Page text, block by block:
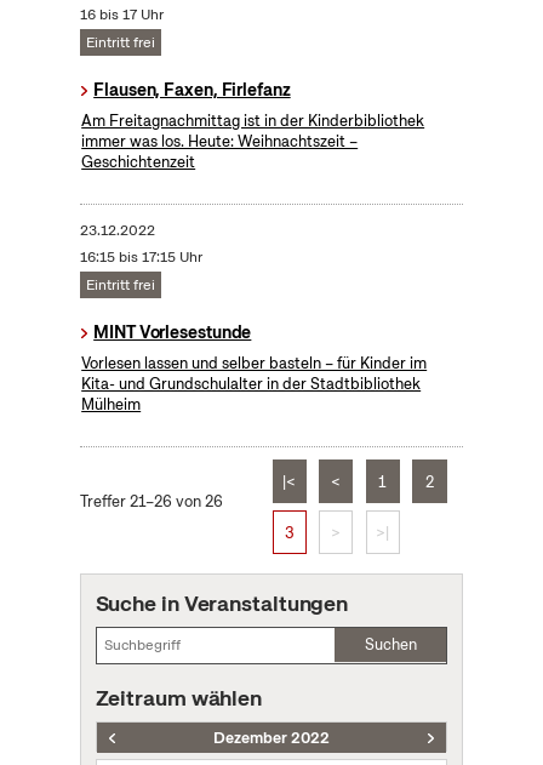
16 bis 17 Uhr
Eintritt frei
Flausen, Faxen, Firlefanz
Am Freitagnachmittag ist in der Kinderbibliothek
immer was los. Heute: Weihnachtszeit –
Geschichtenzeit
23.12.2022
16:15 bis 17:15 Uhr
Eintritt frei
MINT Vorlesestunde
Vorlesen lassen und selber basteln – für Kinder im
Kita- und Grundschulalter in der Stadtbibliothek
Mülheim
Treffer 21–26 von 26
|< < 1 2
3 > >|
Suche in Veranstaltungen
Suchen
Zeitraum wählen
Dezember 2022